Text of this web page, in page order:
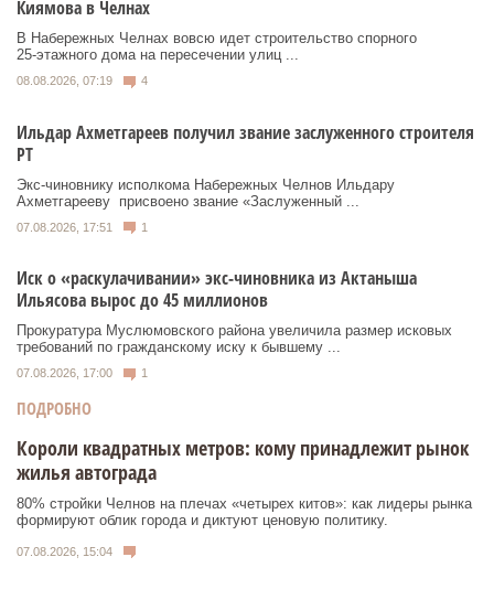
Киямова в Челнах
В Набережных Челнах вовсю идет строительство спорного
25‑этажного дома на пересечении улиц ...
08.08.2026, 07:19 4
Ильдар Ахметгареев получил звание заслуженного строителя
РТ
Экс‑чиновнику исполкома Набережных Челнов Ильдару
Ахметгарееву присвоено звание «Заслуженный ...
07.08.2026, 17:51 1
Иск о «раскулачивании» экс-чиновника из Актаныша
Ильясова вырос до 45 миллионов
Прокуратура Муслюмовского района увеличила размер исковых
требований по гражданскому иску к бывшему ...
07.08.2026, 17:00 1
ПОДРОБНО
Короли квадратных метров: кому принадлежит рынок
жилья автограда
80% стройки Челнов на плечах «четырех китов»: как лидеры рынка
формируют облик города и диктуют ценовую политику.
07.08.2026, 15:04